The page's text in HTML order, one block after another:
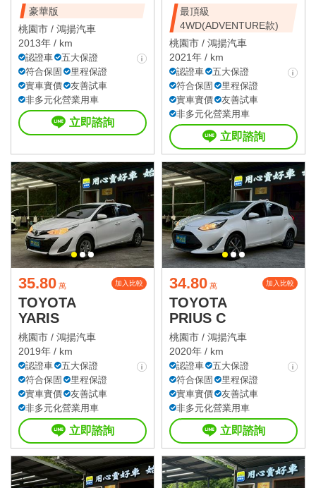
豪華版
桃園市 / 鴻揚汽車
2013年 / km
認證車
五大保證
符合保固
里程保證
實車實價
友善試車
非多元化營業用車
立即諮詢
最頂級
4WD(ADVENTURE款)
桃園市 / 鴻揚汽車
2021年 / km
認證車
五大保證
符合保固
里程保證
實車實價
友善試車
非多元化營業用車
立即諮詢
35.80 萬 加入比較
TOYOTA
YARIS
桃園市 / 鴻揚汽車
2019年 / km
認證車
五大保證
符合保固
里程保證
實車實價
友善試車
非多元化營業用車
立即諮詢
34.80 萬 加入比較
TOYOTA
PRIUS C
桃園市 / 鴻揚汽車
2020年 / km
認證車
五大保證
符合保固
里程保證
實車實價
友善試車
非多元化營業用車
立即諮詢